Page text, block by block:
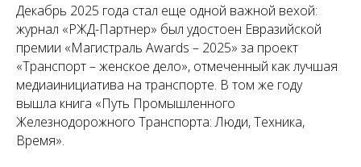
Декабрь 2025 года стал еще одной важной вехой:
журнал «РЖД-Партнер» был удостоен Евразийской
премии «Магистраль Awards – 2025» за проект
«Транспорт – женское дело», отмеченный как лучшая
медиаинициатива на транспорте. В том же году
вышла книга «Путь Промышленного
Железнодорожного Транспорта: Люди, Техника,
Время».